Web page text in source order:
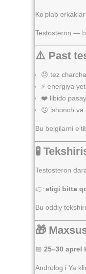
Ko‘plab
Testosteron —
⚠️ Past
😓 tez
⚡ energiya
❤️ libido
😕 ishonch va
Bu belgilarni
🧪
Testosteron
👉 atigi bitta
Bu oddiy
🎁
📅 25–30 aprel
Androlog i Ya